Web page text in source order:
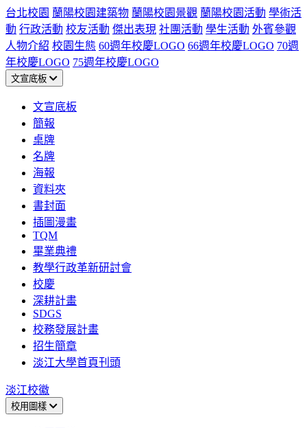
台北校園 蘭陽校園建築物 蘭陽校園景觀 蘭陽校園活動 學術活
動 行政活動 校友活動 傑出表現 社團活動 學生活動 外賓參觀
人物介紹 校園生態 60週年校慶LOGO 66週年校慶LOGO 70週
年校慶LOGO 75週年校慶LOGO
文宣底板
文宣底板
簡報
桌牌
名牌
海報
資料夾
書封面
插圖漫畫
TQM
畢業典禮
教學行政革新研討會
校慶
深耕計畫
SDGS
校務發展計畫
招生簡章
淡江大學首頁刊頭
淡江校徽
校用圖樣